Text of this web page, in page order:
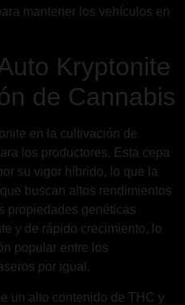
mantener los vehículos en
Kryptonite
de Cannabis
en la cultivación de
los productores. Esta cepa
su vigor híbrido, lo que la
buscan altos rendimientos
propiedades genéticas
y de rápido crecimiento, lo
popular entre los
por igual.
un alto contenido de THC y